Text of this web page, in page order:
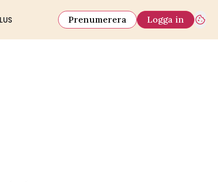
Prenumerera Logga in